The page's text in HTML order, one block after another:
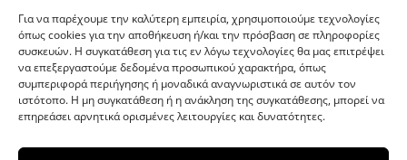
Για να παρέχουμε την καλύτερη εμπειρία, χρησιμοποιούμε τεχνολογίες
όπως cookies για την αποθήκευση ή/και την πρόσβαση σε πληροφορίες
συσκευών. Η συγκατάθεση για τις εν λόγω τεχνολογίες θα μας επιτρέψει
να επεξεργαστούμε δεδομένα προσωπικού χαρακτήρα, όπως
συμπεριφορά περιήγησης ή μοναδικά αναγνωριστικά σε αυτόν τον
ιστότοπο. Η μη συγκατάθεση ή η ανάκληση της συγκατάθεσης, μπορεί να
επηρεάσει αρνητικά ορισμένες λειτουργίες και δυνατότητες.
G-point.gr